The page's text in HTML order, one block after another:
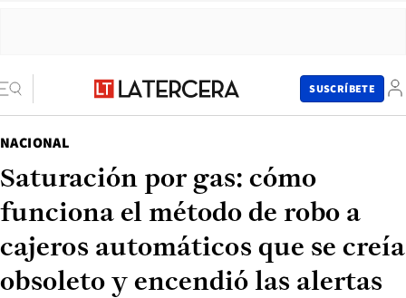
SUSCRÍBETE
NACIONAL
Saturación por gas: cómo
funciona el método de robo a
cajeros automáticos que se creía
obsoleto y encendió las alertas